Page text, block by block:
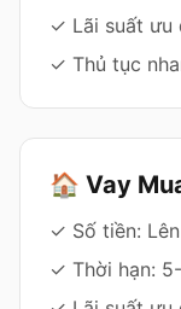
✓ Lãi suất ưu
✓ Thủ tục
🏠 Vay
✓ Số tiền:
✓ Thời hạn: